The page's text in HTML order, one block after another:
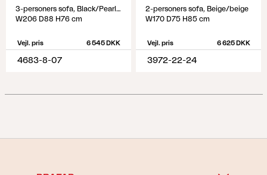
3-personers sofa, Black/Pearl Grey
W206 D88 H76 cm
Vejl. pris 6 545 DKK
4683-8-07
2-personers sofa, Beige/beige
W170 D75 H85 cm
Vejl. pris 6 625 DKK
3972-22-24